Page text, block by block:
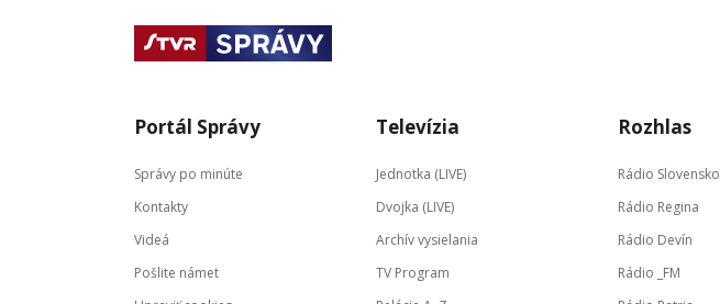
Portál Správy
Správy po minúte
Kontakty
Videá
Pošlite námet
Televízia
Jednotka (LIVE)
Dvojka (LIVE)
Archív vysielania
TV Program
Rozhlas
Rádio Slovensko
Rádio Regina
Rádio Devín
Rádio _FM